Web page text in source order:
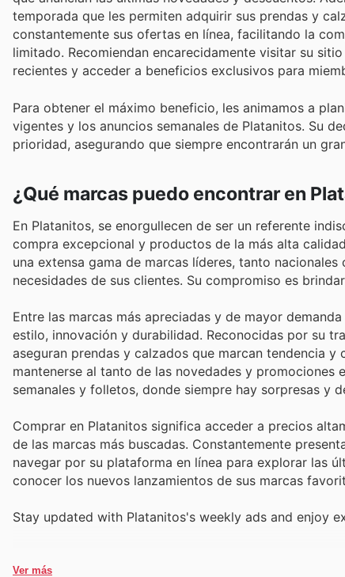
temporada que les permiten adquirir sus prendas y
constantemente sus ofertas en línea, facilitando la
limitado. Recomiendan encarecidamente visitar su
recientes y acceder a beneficios exclusivos para
Para obtener el máximo beneficio, les animamos a
vigentes y los anuncios semanales de Platanitos. Su
prioridad, asegurando que siempre encontrarán un
¿Qué marcas puedo encontrar en
En Platanitos, se enorgullecen de ser un referente
compra excepcional y productos de la más alta
una extensa gama de marcas líderes, tanto
necesidades de sus clientes. Su compromiso es
Entre las marcas más apreciadas y de mayor
estilo, innovación y durabilidad. Reconocidas por su
aseguran prendas y calzados que marcan tendencia
mantenerse al tanto de las novedades y promociones
semanales y folletos, donde siempre hay sorpresas y
Comprar en Platanitos significa acceder a precios
de las marcas más buscadas. Constantemente
navegar por su plataforma en línea para explorar las
conocer los nuevos lanzamientos de sus marcas
Stay updated with Platanitos's weekly ads and enjoy
Ver más